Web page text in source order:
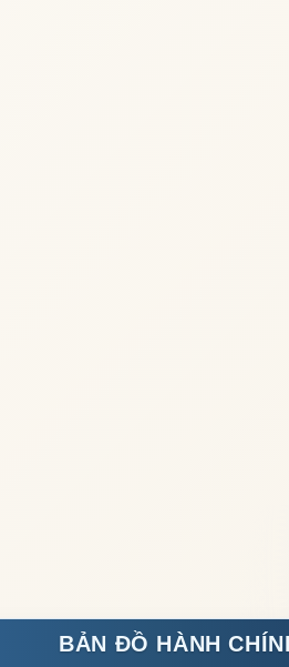
BẢN ĐỒ HÀNH